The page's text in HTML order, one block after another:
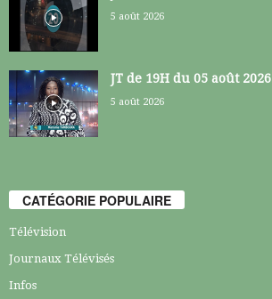
5 août 2026
JT de 19H du 05 août 2026
5 août 2026
CATÉGORIE POPULAIRE
Télévision
Journaux Télévisés
Infos